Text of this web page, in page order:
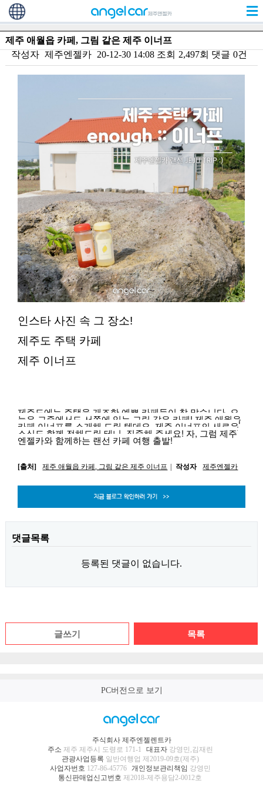
제주 애월읍 카페, 그림 같은 제주 이너프
작성자 제주엔젤카 20-12-30 14:08조회 2,497회 댓글 0건
인스타 사진 속 그 장소!
제주도 주택 카페
제주 이너프
제주도에는 주택을 개조한 예쁜 카페들이 참 많습니다. 오
늘은 그중에서도 서쪽에 있는 그림 같은 카페! 제주 애월읍
카페 이너프를 소개해 드릴 텐데요. 제주 이너프의 새로운
소식도 함께 전해드릴 테니, 집중해 주세요! 자, 그럼 제주
엔젤카와 함께하는 랜선 카페 여행 출발!
[출처] 제주 애월읍 카페, 그림 같은 제주 이너프 작성자 제주엔젤카
댓글목록
등록된 댓글이 없습니다.
글쓰기 목록
PC버전으로 보기
주식회사 제주엔젤렌트카
주소 제주 제주시 도령로 171-1 대표자 강영민,김재린
관광사업등록 일반여행업 제2019-09호(제주)
사업자번호 127-86-45776 개인정보관리책임 강영민
통신판매업신고번호 제2018-제주용담2-0012호